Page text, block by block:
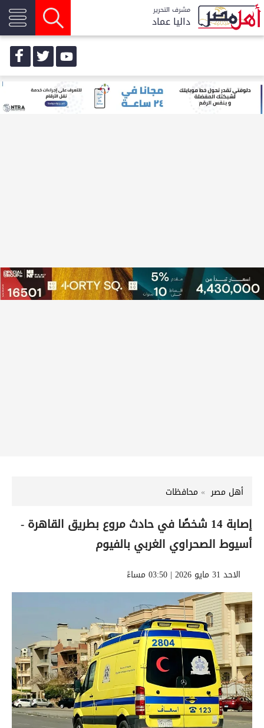
مشرف التحرير
داليا عماد
أهل مصر محافظات
إصابة 14 شخصًا في حادث مروع بطريق القاهرة -
أسيوط الصحراوي الغربي بالفيوم
الاحد 31 مايو 2026 | 03:50 مساءً